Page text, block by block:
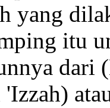
yang
itu
dari